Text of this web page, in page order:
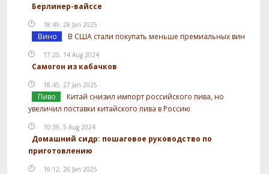
Берлинер-вайссе
18:49, 28 Jan 2025
Вино В США стали покупать меньше премиальных вин
17:20, 14 Aug 2024
Самогон из кабачков
18:45, 27 Jan 2025
Пиво
Китай снизил импорт российского пива, но
увеличил поставки китайского пива в Россию
10:39, 5 Aug 2024
Домашний сидр: пошаговое руководство по
приготовлению
16:12, 26 Jan 2025